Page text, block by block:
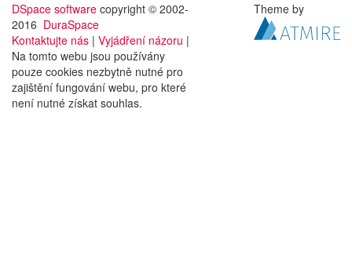
DSpace software copyright © 2002-
2016 DuraSpace
Kontaktujte nás | Vyjádření názoru |
Na tomto webu jsou používány
pouze cookies nezbytně nutné pro
zajištění fungování webu, pro které
není nutné získat souhlas.
Theme by